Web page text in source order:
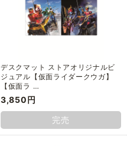
デスクマット ストアオリジナルビ
ジュアル【仮面ライダークウガ】
【仮面ラ …
3,850円
完売